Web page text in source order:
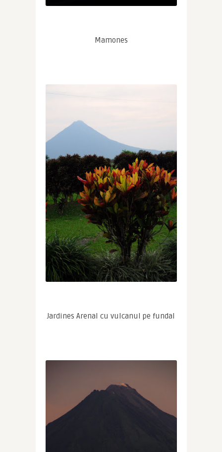
Mamones
Jardines Arenal cu vulcanul pe fundal